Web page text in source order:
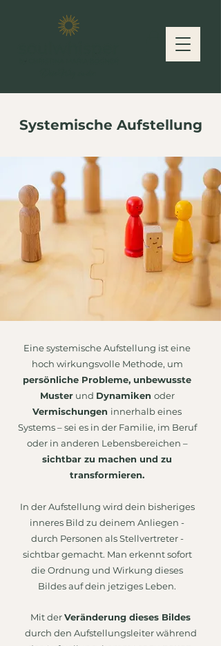
Systemische Aufstellung
Eine systemische Aufstellung ist eine
hoch wirkungsvolle Methode, um
persönliche Probleme, unbewusste
Musterund Dynamiken oder
Vermischungen innerhalb eines
Systems – sei es in der Familie, im Beruf
oder in anderen Lebensbereichen –
sichtbar zu machen und zu
transformieren.
In der Aufstellung wird dein bisheriges
inneres Bild zu deinem Anliegen -
durch Personen als Stellvertreter -
sichtbar gemacht. Man erkennt sofort
die Ordnung und Wirkung dieses
Bildes auf dein jetziges Leben.
Mit derVeränderung dieses Bildes
durch den Aufstellungsleiter während